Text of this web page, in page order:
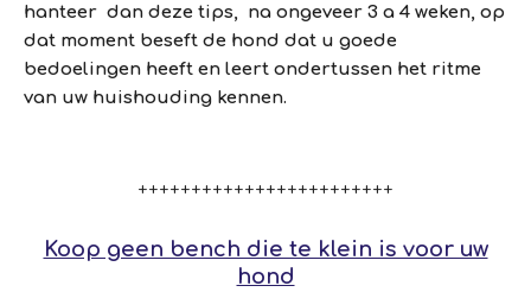
hanteer dan deze tips, na ongeveer 3 a 4 weken, op
dat moment beseft de hond dat u goede
bedoelingen heeft en leert ondertussen het ritme
van uw huishouding kennen.
++++++++++++++++++++++++
Koop geen bench die te klein is voor uw
hond